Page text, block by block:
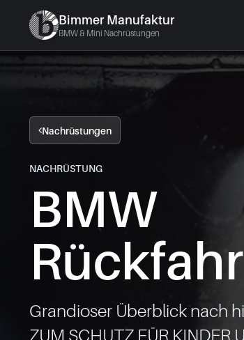
Bimmer Manufaktur
BMW & Mini Nachrüstungen
Nachrüstungen
NACHRÜSTUNG
BMW
Grandioser Überblick nach
ZUM SCHUTZ FÜR KINDER